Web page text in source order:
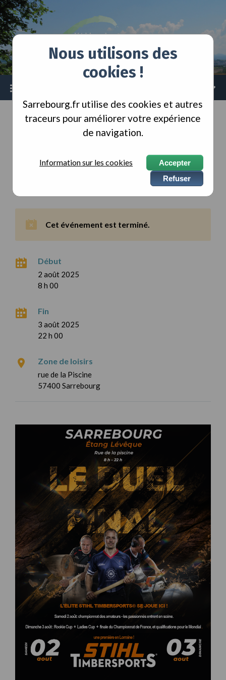
Nous utilisons des
cookies !
Sarrebourg.fr utilise des cookies et autres
traceurs pour améliorer votre expérience
de navigation.
Information sur les cookies
Accepter
Refuser
Skip
to
content
Skip
to
main
navigation
Skip
to
footer
ACCUEIL AGENDA
Cet événement est terminé.
Début
2 août 2025
8 h 00
Fin
3 août 2025
22 h 00
Zone de loisirs
rue de la Piscine
57400 Sarrebourg